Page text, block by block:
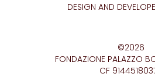
DESIGN AND
©2026
FONDAZIONE PALAZZO
CF